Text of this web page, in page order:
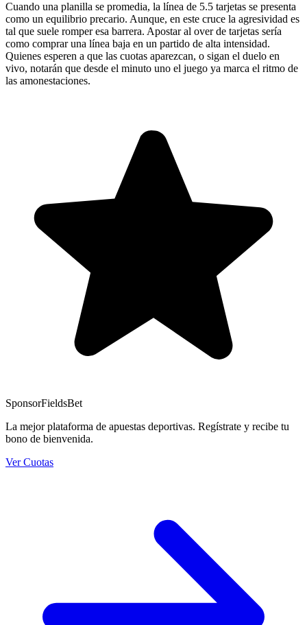
Cuando una planilla se promedia, la línea de 5.5 tarjetas se presenta
como un equilibrio precario. Aunque, en este cruce la agresividad es
tal que suele romper esa barrera. Apostar al over de tarjetas sería
como comprar una línea baja en un partido de alta intensidad.
Quienes esperen a que las cuotas aparezcan, o sigan el duelo en
vivo, notarán que desde el minuto uno el juego ya marca el ritmo de
las amonestaciones.
SponsorFieldsBet
La mejor plataforma de apuestas deportivas. Regístrate y recibe tu
bono de bienvenida.
Ver Cuotas